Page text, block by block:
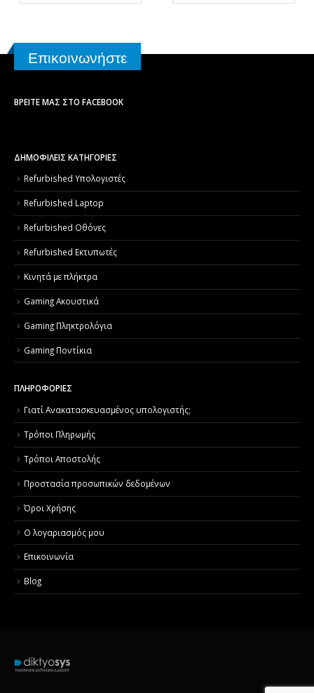
Επικοινωνήστε
ΒΡΕΊΤΕ ΜΑΣ ΣΤΟ FACEBOOK
ΔΗΜΟΦΙΛΕΙΣ ΚΑΤΗΓΟΡΙΕΣ
Refurbished Υπολογιστές
Refurbished Laptop
Refurbished Οθόνες
Refurbished Εκτυπωτές
Κινητά με πλήκτρα
Gaming Ακουστικά
Gaming Πληκτρολόγια
Gaming Ποντίκια
ΠΛΗΡΟΦΟΡΙΕΣ
Γιατί Aνακατασκευασμένος υπολογιστής;
Τρόποι Πληρωμής
Τρόποι Αποστολής
Προστασία προσωπικών δεδομένων
Όροι Χρήσης
Ο λογαριασμός μου
Επικοινωνία
Blog